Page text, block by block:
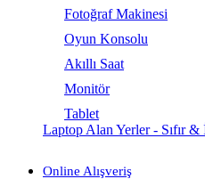
Fotoğraf Makinesi
Oyun Konsolu
Akıllı Saat
Monitör
Tablet
Laptop Alan Yerler - Sıfır
Online Alışveriş